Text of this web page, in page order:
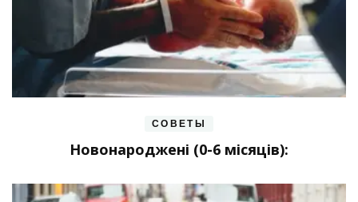
СОВЕТЫ
Новонароджені (0-6 місяців):